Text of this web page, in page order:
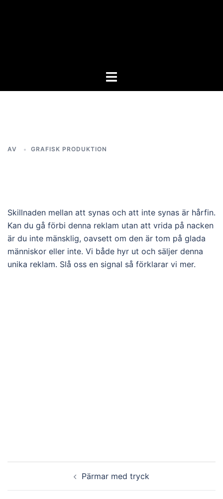
Slå
AV GRAFISK PRODUKTION
Skillnaden mellan att synas och att inte synas är hårfin.
Kan du gå förbi denna reklam utan att vrida på nacken
är du inte mänsklig, oavsett om den är tom på glada
människor eller inte. Vi både hyr ut och säljer denna
unika reklam. Slå oss en signal så förklarar vi mer.
Pärmar med tryck